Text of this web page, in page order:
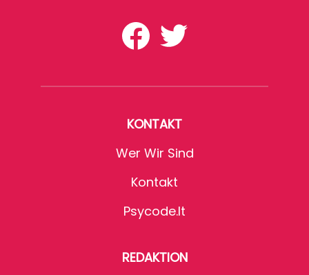
KONTAKT
Wer Wir Sind
Kontakt
Psycode.it
REDAKTION